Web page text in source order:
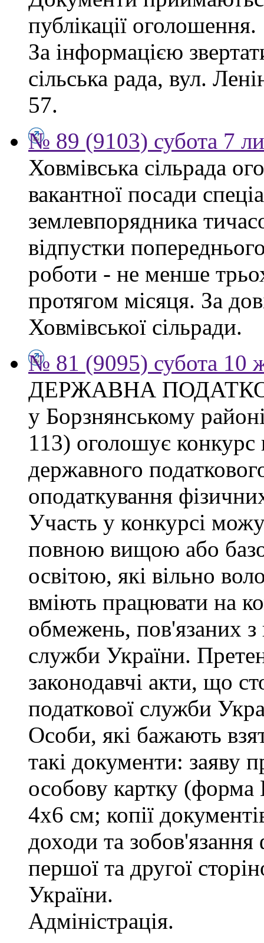
публікації оголошення.
За інформацією
сільська рада, вул.
57.
№ 89 (9103) субота 7
Ховмівська сільрада
вакантної посади
землевпорядника
відпустки
роботи - не менше
протягом місяця. За
Ховмівської сільради.
№ 81 (9095) субота 10
ДЕРЖАВНА
у Борзнянському
113) оголошує конкурс
державного
оподаткування
Участь у конкурсі
повною вищою або
освітою, які вільно
вміють працювати на
обмежень, пов'язаних
служби України.
законодавчі акти, що
податкової служби
Особи, які бажають
такі документи: заяву
особову картку
4х6 см; копії
доходи та зобов'язання
першої та другої
України.
Адміністрація.